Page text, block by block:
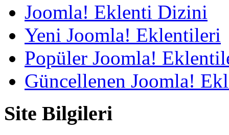
Joomla! Eklenti Dizini
Yeni Joomla! Eklentileri
Popüler Joomla!
Güncellenen Joomla!
Site Bilgileri